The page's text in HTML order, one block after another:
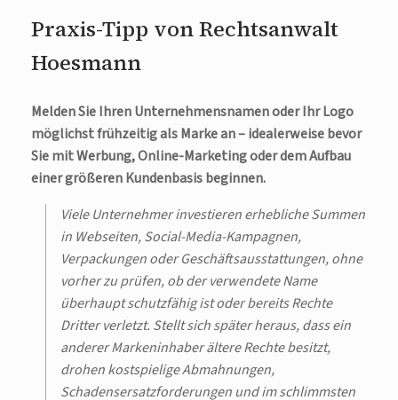
Praxis-Tipp von Rechtsanwalt
Hoesmann
Melden Sie Ihren Unternehmensnamen oder Ihr Logo
möglichst frühzeitig als Marke an – idealerweise bevor
Sie mit Werbung, Online-Marketing oder dem Aufbau
einer größeren Kundenbasis beginnen.
Viele Unternehmer investieren erhebliche Summen
in Webseiten, Social-Media-Kampagnen,
Verpackungen oder Geschäftsausstattungen, ohne
vorher zu prüfen, ob der verwendete Name
überhaupt schutzfähig ist oder bereits Rechte
Dritter verletzt. Stellt sich später heraus, dass ein
anderer Markeninhaber ältere Rechte besitzt,
drohen kostspielige Abmahnungen,
Schadensersatzforderungen und im schlimmsten